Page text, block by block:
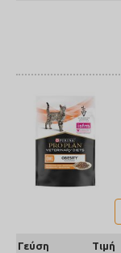
Γεύση Τιμή